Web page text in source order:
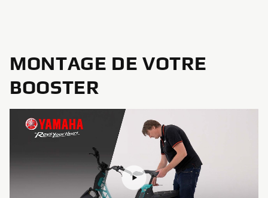
MONTAGE DE VOTRE
BOOSTER